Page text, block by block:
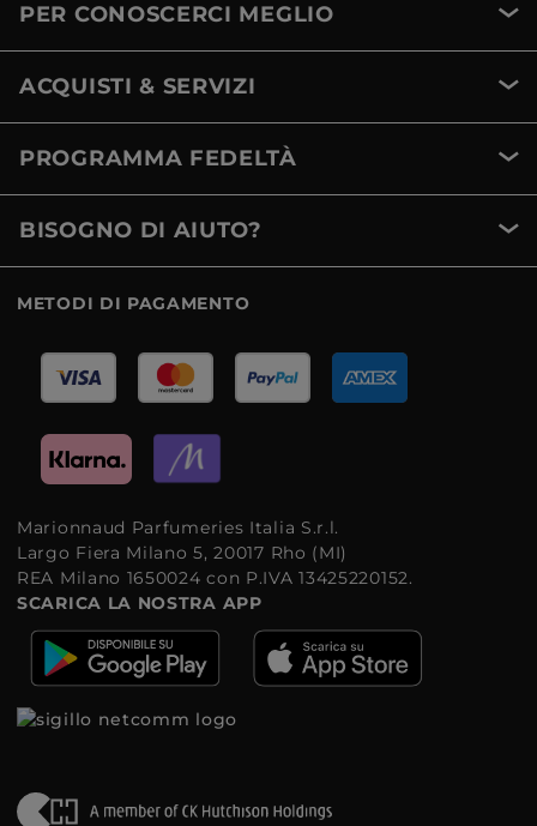
PER CONOSCERCI MEGLIO
ACQUISTI & SERVIZI
PROGRAMMA FEDELTÀ
BISOGNO DI AIUTO?
METODI DI PAGAMENTO
Marionnaud Parfumeries Italia S.r.l.
Largo Fiera Milano 5, 20017 Rho (MI)
REA Milano 1650024 con P.IVA 13425220152.
SCARICA LA NOSTRA APP